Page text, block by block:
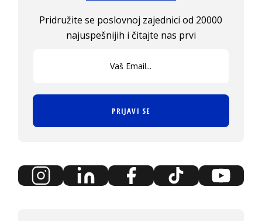
Pridružite se poslovnoj zajednici od 20000
najuspešnijih i čitajte nas prvi
PRIJAVI SE